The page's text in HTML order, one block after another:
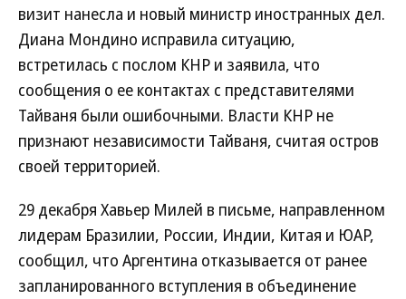
визит нанесла и новый министр иностранных дел.
Диана Мондино исправила ситуацию,
встретилась с послом КНР и заявила, что
сообщения о ее контактах с представителями
Тайваня были ошибочными. Власти КНР не
признают независимости Тайваня, считая остров
своей территорией.
29 декабря Хавьер Милей в письме, направленном
лидерам Бразилии, России, Индии, Китая и ЮАР,
сообщил, что Аргентина отказывается от ранее
запланированного вступления в объединение